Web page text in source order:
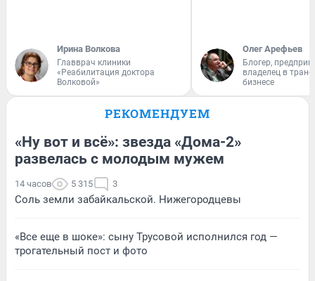
Ирина Волкова
Главврач клиники
«Реабилитация доктора
Волковой»
Олег Арефьев
Блогер,
владелец в
бизнесе
РЕКОМЕНДУЕМ
«Ну вот и всё»: звезда «Дома-2»
развелась с молодым мужем
14 часов 5 315 3
Соль земли забайкальской. Нижегородцевы
«Все еще в шоке»: сыну Трусовой исполнился год —
трогательный пост и фото